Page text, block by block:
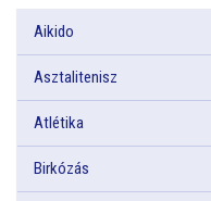
Aikido
Asztalitenisz
Atlétika
Birkózás